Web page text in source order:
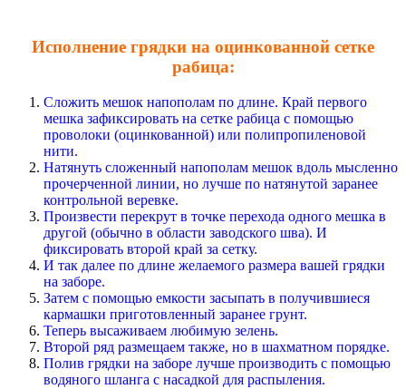
Исполнение грядки на оцинкованной сетке
рабица:
Сложить мешок напополам по длине. Край первого
мешка зафиксировать на сетке рабица с помощью
проволоки (оцинкованной) или полипропиленовой
нити.
Натянуть сложенный напополам мешок вдоль мысленно
прочерченной линии, но лучше по натянутой заранее
контрольной веревке.
Произвести перекрут в точке перехода одного мешка в
другой (обычно в области заводского шва). И
фиксировать второй край за сетку.
И так далее по длине желаемого размера вашей грядки
на заборе.
Затем с помощью емкости засыпать в получившиеся
кармашки приготовленный заранее грунт.
Теперь высаживаем любимую зелень.
Второй ряд размещаем также, но в шахматном порядке.
Полив грядки на заборе лучше производить с помощью
водяного шланга с насадкой для распыления.